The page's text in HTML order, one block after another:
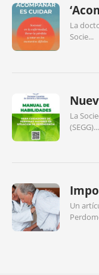
La
Socie...
La
(SEGG)...
Un